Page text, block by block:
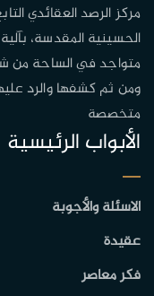
مركز الرصد العقائدي
الحسينية المقدسة،
متواجد في الساحة من
ومن ثم كشفها والرد
متخصصة
الأبواب الرئيسية
الاسئلة والأجوبة
عقيدة
فكر معاصر